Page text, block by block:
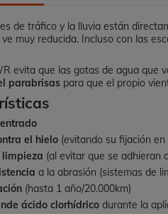
de tráfico y la lluvia están
muy reducida. Incluso con las
evita que las gotas de agua que
parabrisas para que el propio
el hielo (evitando su fijación
(al evitar que se adhieran
a la abrasión (sistemas de
(hasta 1 año/20.000km)
ácido clorhídrico durante la